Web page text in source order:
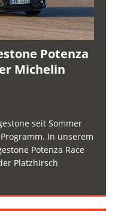
Potenza
Michelin
seit Sommer
In unserem
Potenza Race
Platzhirsch